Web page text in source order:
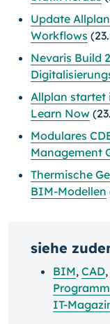
Update
Workflows
Nevaris Build
Allplan startet
Learn Now
Modulares
Management
Thermische
BIM-Modellen
siehe
BIM, CAD,
IT-